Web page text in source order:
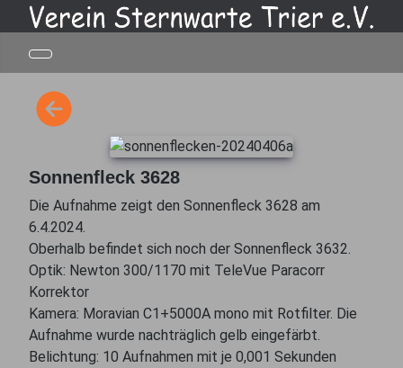
Sonnenfleck 3628
Die Aufnahme zeigt den Sonnenfleck 3628 am
6.4.2024.
Oberhalb befindet sich noch der Sonnenfleck 3632.
Optik: Newton 300/1170 mit TeleVue Paracorr
Korrektor
Kamera: Moravian C1+5000A mono mit Rotfilter. Die
Aufnahme wurde nachträglich gelb eingefärbt.
Belichtung: 10 Aufnahmen mit je 0,001 Sekunden